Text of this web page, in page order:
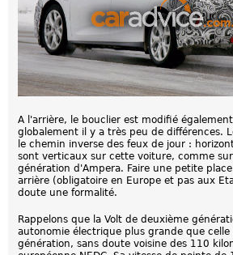
A l'arrière, le bouclier est modifié
globalement il y a très peu de différences.
le chemin inverse des feux de jour :
sont verticaux sur cette voiture, comme
génération d'Ampera. Faire une petite
arrière (obligatoire en Europe et pas aux
doute une formalité.
Rappelons que la Volt de deuxième
autonomie électrique plus grande que celle
génération, sans doute voisine des 110